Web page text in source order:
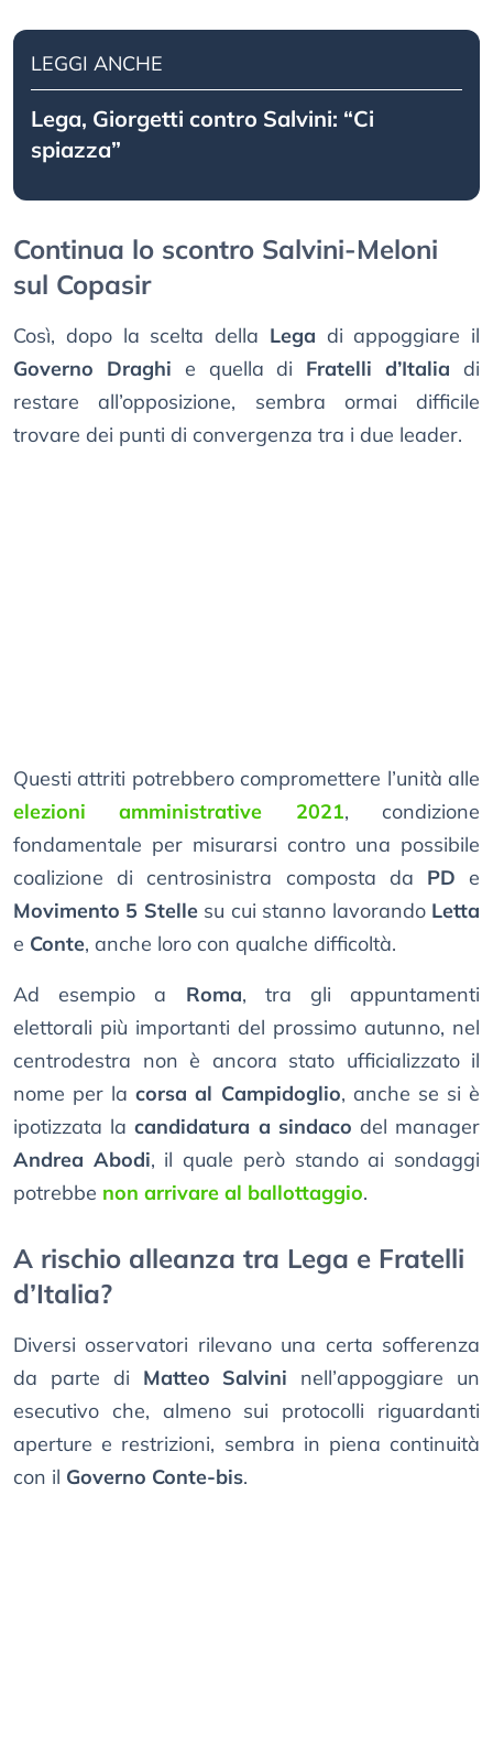
LEGGI ANCHE
Lega, Giorgetti contro Salvini: “Ci
spiazza”
Continua lo scontro Salvini-Meloni
sul Copasir
Così, dopo la scelta della Lega di appoggiare il
Governo Draghi e quella di Fratelli d’Italia di
restare all’opposizione, sembra ormai difficile
trovare dei punti di convergenza tra i due leader.
Questi attriti potrebbero compromettere l’unità alle
elezioni amministrative 2021, condizione
fondamentale per misurarsi contro una possibile
coalizione di centrosinistra composta da PD e
Movimento 5 Stellesu cui stanno lavorando Letta
e Conte, anche loro con qualche difficoltà.
Ad esempio a Roma, tra gli appuntamenti
elettorali più importanti del prossimo autunno, nel
centrodestra non è ancora stato ufficializzato il
nome per lacorsa al Campidoglio, anche se si è
ipotizzata lacandidatura a sindaco del manager
Andrea Abodi, il quale però stando ai sondaggi
potrebbe non arrivare al ballottaggio.
A rischio alleanza tra Lega e Fratelli
d’Italia?
Diversi osservatori rilevano una certa sofferenza
da parte di Matteo Salvini nell’appoggiare un
esecutivo che, almeno sui protocolli riguardanti
aperture e restrizioni, sembra in piena continuità
con il Governo Conte-bis.